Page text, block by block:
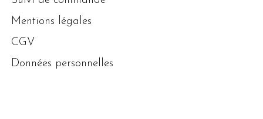
Mentions légales
CGV
Données personnelles